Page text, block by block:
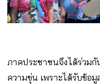
ภาคประชาชนจึงได้ร่วมกั
ความขุ่น เพราะได้รับข้อ